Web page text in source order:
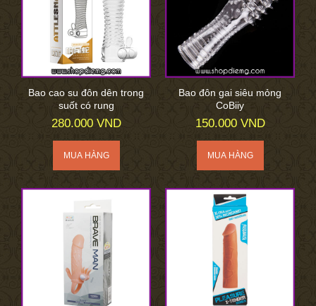
Bao cao su đôn dên trong
suốt có rung
280.000 VND
Bao đôn gai siêu mỏng
CoBiiy
150.000 VND